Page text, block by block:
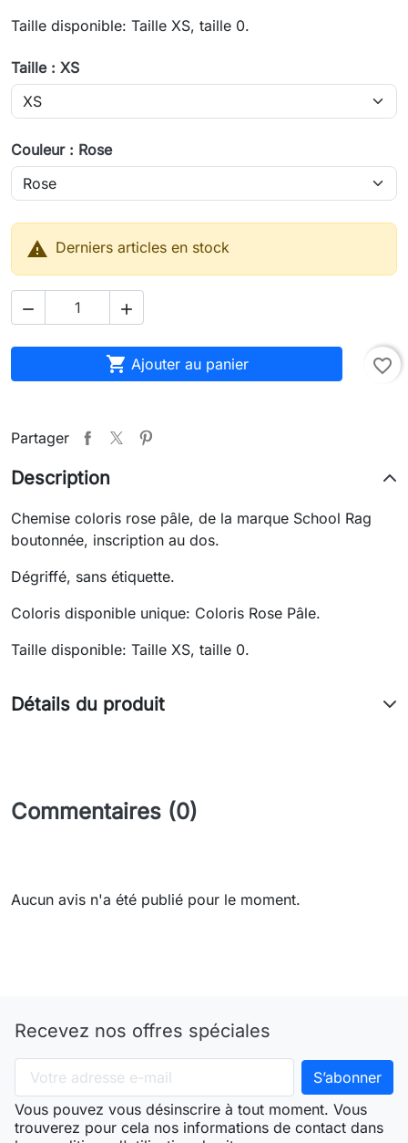
Taille disponible: Taille XS, taille 0.
Taille : XS
Couleur : Rose
 Derniers articles en stock
 
 Ajouter au panier favorite_border
Partager
Description
Chemise coloris rose pâle, de la marque School Rag
boutonnée, inscription au dos.
Dégriffé, sans étiquette.
Coloris disponible unique: Coloris Rose Pâle.
Taille disponible: Taille XS, taille 0.
Détails du produit
Commentaires (0)
Aucun avis n'a été publié pour le moment.
Recevez nos offres spéciales
Vous pouvez vous désinscrire à tout moment. Vous
trouverez pour cela nos informations de contact dans